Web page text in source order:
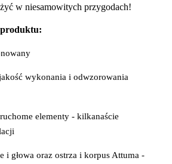
w niesamowitych przygodach!
wykonania i odwzorowania
elementy - kilkanaście
i głowa oraz ostrza i korpus Attuma -